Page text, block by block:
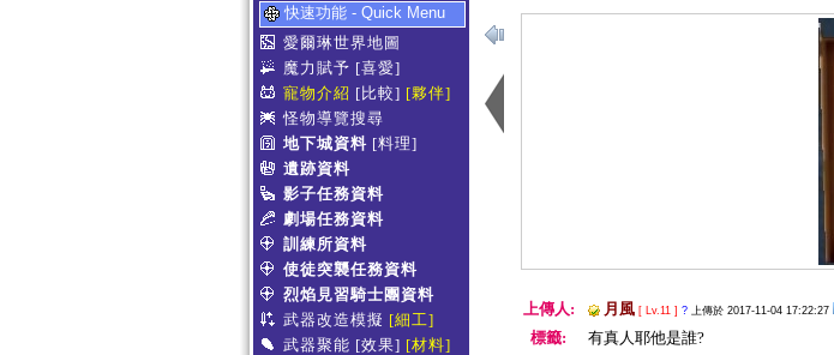
快速功能 - Quick Menu
愛爾琳世界地圖
魔力賦予 [喜愛]
寵物介紹 [比較] [夥伴]
怪物導覽搜尋
地下城資料 [料理]
遺跡資料
影子任務資料
劇場任務資料
訓練所資料
使徒突襲任務資料
烈焰見習騎士團資料
武器改造模擬 [細工]
武器聚能 [效果] [材料]
上傳人: 月風 [ Lv.11 ] ? 上傳於 2017-11-04 17:22:27
標籤:
有真人耶他是誰?